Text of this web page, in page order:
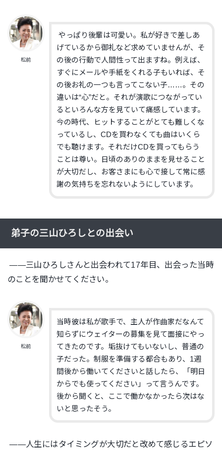
松前
やっぱり後輩は可愛い。私が好きで差しあ
げているから御礼など求めていませんが、そ
の後の行動で人間性って出ますね。例えば、
すぐにメールや手紙をくれる子もいれば、そ
の後お礼の一つも言ってこない子……。その
違いは“心”だと。それが演歌につながってい
るといろんな方を見ていて痛感しています。
今の時代、ヒットすることがとても難しくな
っているし、CDを買わなくても曲はいくら
でも聴けます。それだけCDを買ってもらう
ことは尊い。日頃のありのままを見せること
が大切だし、お客さまにも心で接して常に感
謝の気持ちを忘れないようにしています。
弟子の三山ひろしとの出会い
——三山ひろしさんと出会われて17年目、出会った当時
のことを聞かせてください。
松前
当時彼は私が歌手で、主人が作曲家だなんて
知らずにウェイターの募集を見て面接にやっ
てきたのです。垢抜けてもいないし、普通の
子だった。制服を準備する都合もあり、1週
間後から働いてくださいと話したら、「明日
からでも使ってください」って言うんです。
後から聞くと、ここで働かなかったら次はな
いと思ったそう。
——人生にはタイミングが大切だと改めて感じるエピソ